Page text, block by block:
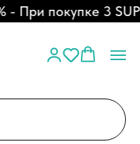
покупке 3 SUP-